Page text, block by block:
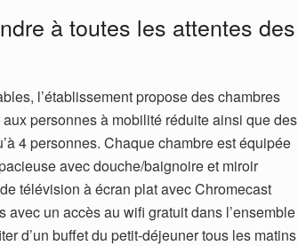
à toutes les attentes des
l’établissement propose des chambres
personnes à mobilité réduite ainsi que des
4 personnes. Chaque chambre est équipée
avec douche/baignoire et miroir
télévision à écran plat avec Chromecast
un accès au wifi gratuit dans l’ensemble
d’un buffet du petit-déjeuner tous les matins